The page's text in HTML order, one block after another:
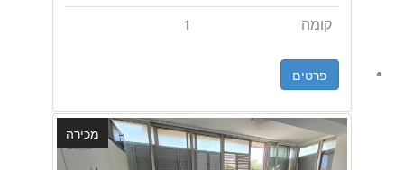
קומה
1
פרטים
מכירה